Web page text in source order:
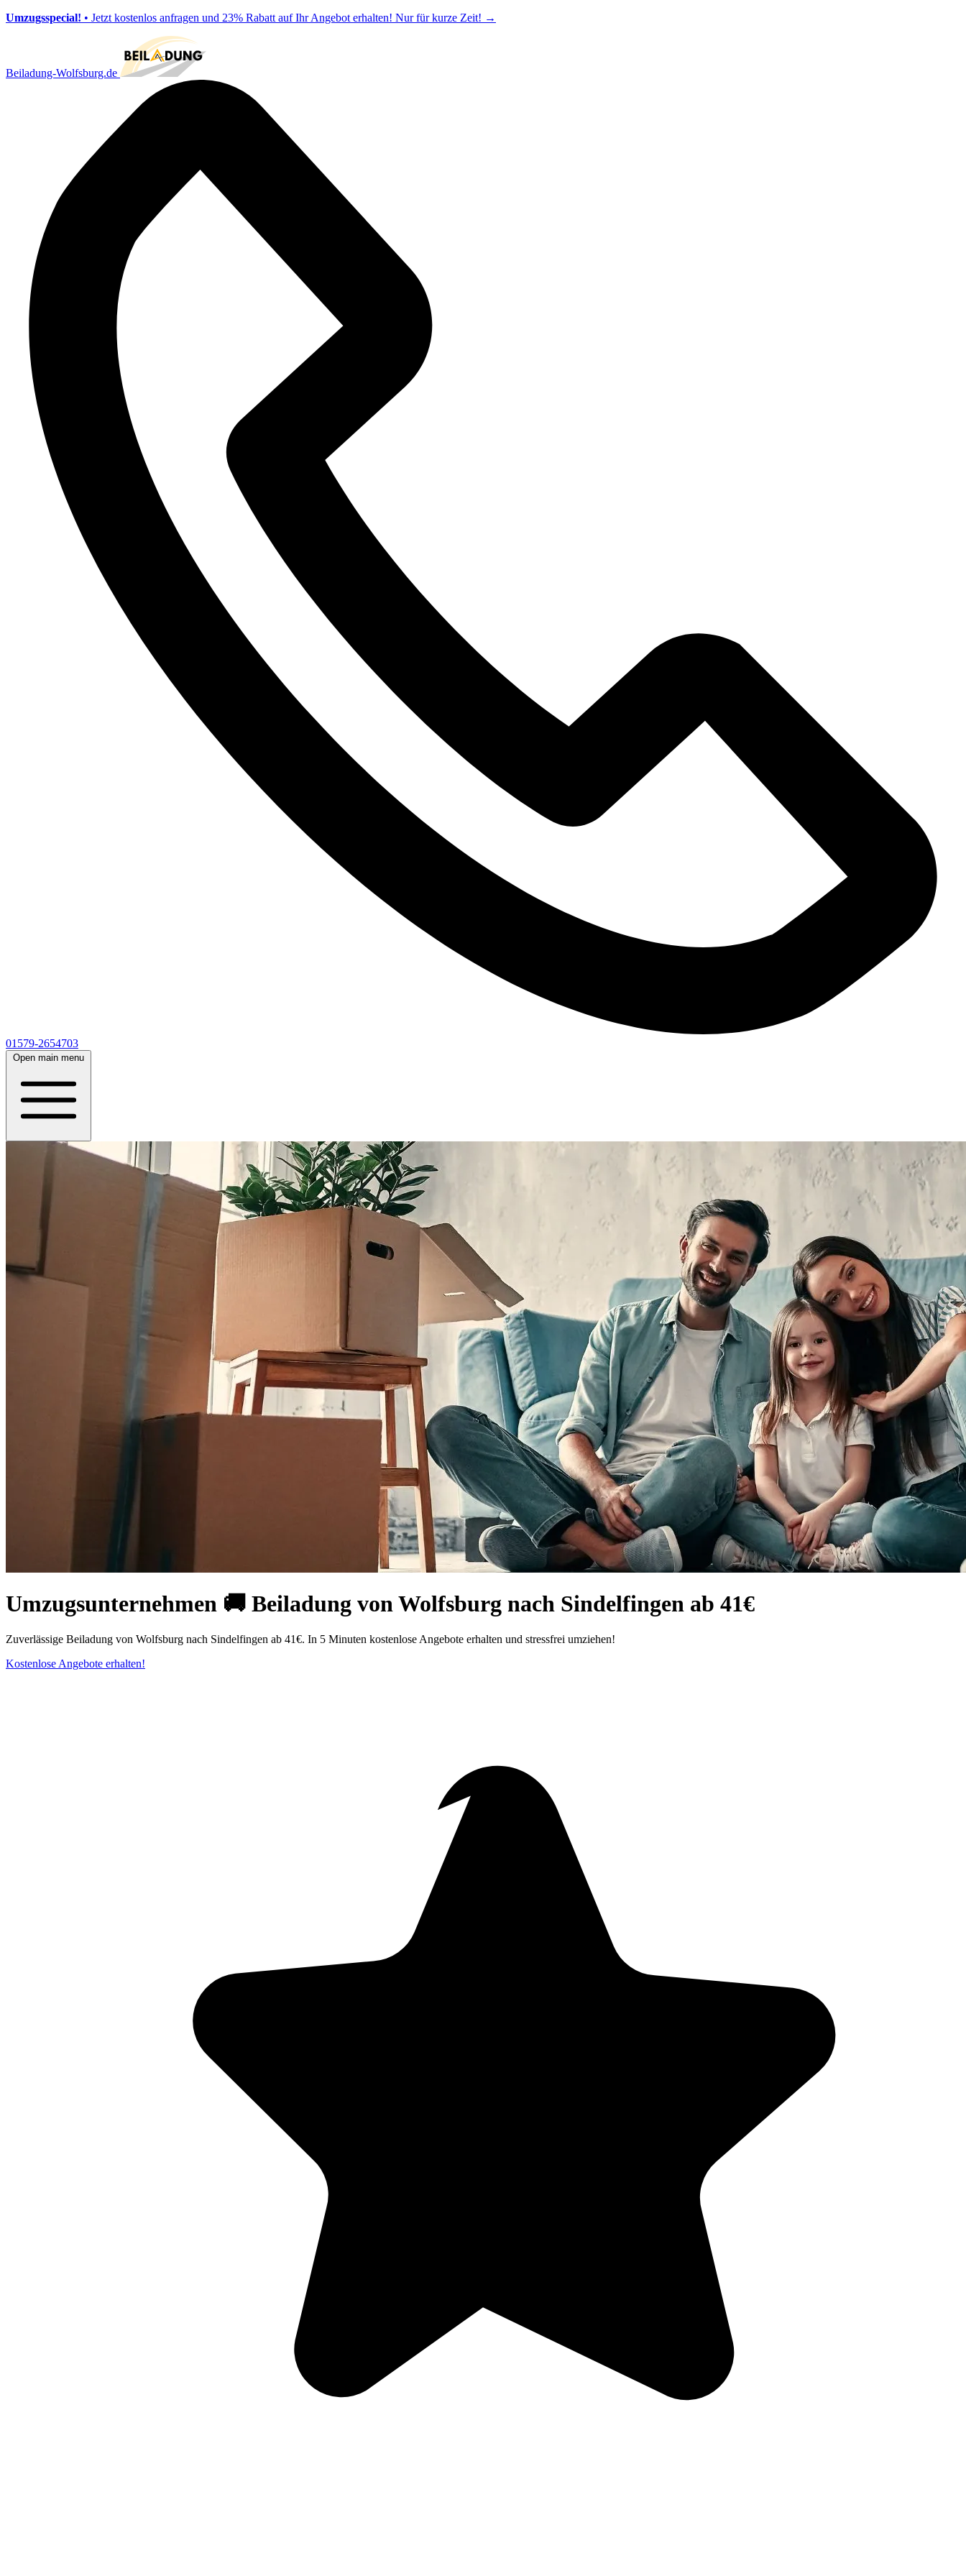
Umzugsspecial! • Jetzt kostenlos anfragen und 23% Rabatt auf Ihr Angebot erhalten! Nur für kurze Zeit! →
Beiladung-Wolfsburg.de
01579-2654703
Open main menu
Umzugsunternehmen 🚚 Beiladung von Wolfsburg nach Sindelfingen ab 41€
Zuverlässige Beiladung von Wolfsburg nach Sindelfingen ab 41€. In 5 Minuten kostenlose Angebote erhalten und stressfrei umziehen!
Kostenlose Angebote erhalten!